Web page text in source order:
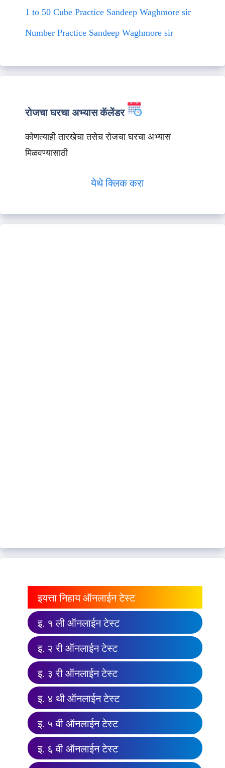
1 to 50 Cube Practice Sandeep Waghmore sir
Number Practice Sandeep Waghmore sir
रोजचा घरचा अभ्यास कॅलेंडर
कोणत्याही तारखेचा तसेच रोजचा घरचा अभ्यास
मिळवण्यासाठी
येथे क्लिक करा
इयत्ता निहाय ऑनलाईन टेस्ट
इ. १ ली ऑनलाईन टेस्ट
इ. २ री ऑनलाईन टेस्ट
इ. ३ री ऑनलाईन टेस्ट
इ. ४ थी ऑनलाईन टेस्ट
इ. ५ वी ऑनलाईन टेस्ट
इ. ६ वी ऑनलाईन टेस्ट